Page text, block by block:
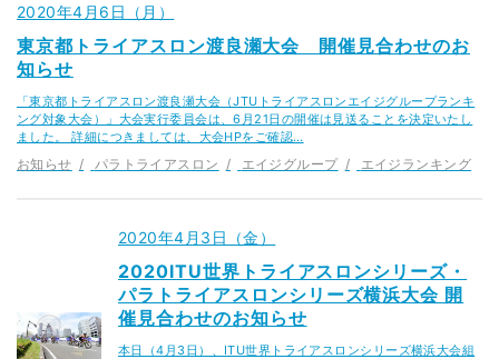
2020年4月6日（月）
東京都トライアスロン渡良瀬大会 開催見合わせのお
知らせ
「東京都トライアスロン渡良瀬大会（JTUトライアスロンエイジグループランキ
ング対象大会）」大会実行委員会は、6⽉21⽇の開催は見送ることを決定いたし
ました。 詳細につきましては、大会HPをご確認…
お知らせ パラトライアスロン エイジグループ エイジランキング
2020年4月3日（金）
2020ITU世界トライアスロンシリーズ・
パラトライアスロンシリーズ横浜大会 開
催見合わせのお知らせ
本日（4月3日）、ITU世界トライアスロンシリーズ横浜大会組